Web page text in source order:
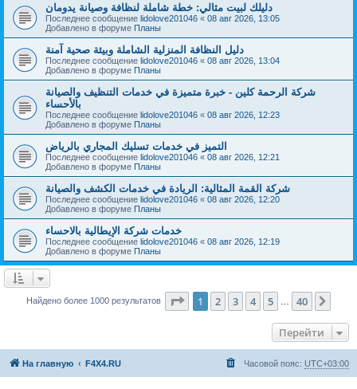
دليلك لبيت مثالي: خطة شاملة لنظافة وصيانة يدومان
Последнее сообщение lidolove201046 « 08 авг 2026, 13:05
Добавлено в форуме Планы
دليل النظافة المنزلية الشاملة وبيئة صحية آمنة
Последнее сообщение lidolove201046 « 08 авг 2026, 13:04
Добавлено в форуме Планы
شركة الرحمة كلين - خبرة متميزة في خدمات التنظيف والصيانة
بالأحساء
Последнее сообщение lidolove201046 « 08 авг 2026, 12:23
Добавлено в форуме Планы
التميز في خدمات تسليك المجاري بالرياض
Последнее сообщение lidolove201046 « 08 авг 2026, 12:21
Добавлено в форуме Планы
شركة القمة المثالية: الريادة في خدمات الكشف والصيانة
Последнее сообщение lidolove201046 « 08 авг 2026, 12:20
Добавлено в форуме Планы
خدمات شركة الإيطالية بالاحساء
Последнее сообщение lidolove201046 « 08 авг 2026, 12:19
Добавлено в форуме Планы
Найдено более 1000 результатов Страница из 40
1 2 3 4 5 40
Перейти
На главную F4X4.RU Часовой пояс: UTC+03:00